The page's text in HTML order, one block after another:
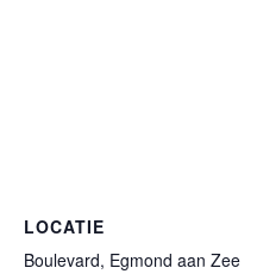
LOCATIE
Boulevard, Egmond aan Zee